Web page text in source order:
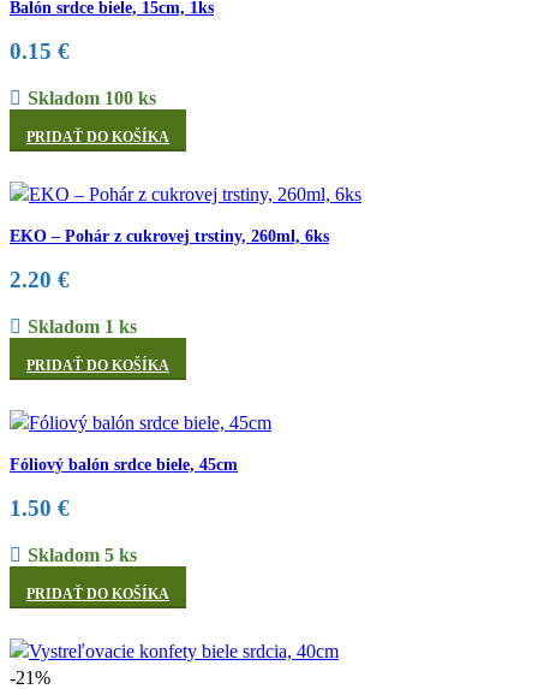
Balón srdce biele, 15cm, 1ks
0.15 €
Skladom 100 ks
PRIDAŤ DO KOŠÍKA
EKO – Pohár z cukrovej trstiny, 260ml, 6ks
2.20 €
Skladom 1 ks
PRIDAŤ DO KOŠÍKA
Fóliový balón srdce biele, 45cm
1.50 €
Skladom 5 ks
PRIDAŤ DO KOŠÍKA
-21%